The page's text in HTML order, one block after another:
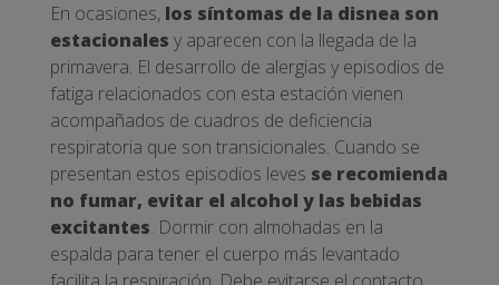
En ocasiones, los síntomas de la disnea son
estacionales y aparecen con la llegada de la
primavera. El desarrollo de alergias y episodios de
fatiga relacionados con esta estación vienen
acompañados de cuadros de deficiencia
respiratoria que son transicionales. Cuando se
presentan estos episodios leves se recomienda
no fumar, evitar el alcohol y las bebidas
excitantes. Dormir con almohadas en la
espalda para tener el cuerpo más levantado